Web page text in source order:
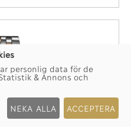
personlig data för de
& Annons och
NEKA ALLA ACCEPTERA